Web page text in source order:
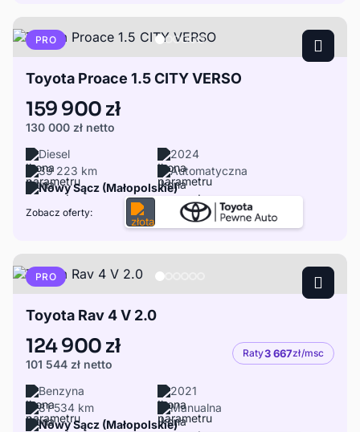
PRO
Toyota Proace 1.5 CITY VERSO
159 900 zł
130 000 zł netto
Diesel
2024
39 223 km
Automatyczna
Nowy Sącz (Małopolskie)
Zobacz oferty:
PRO
Toyota Rav 4 V 2.0
124 900 zł
101 544 zł netto
Raty3 667zł/msc
Benzyna
2021
81 534 km
Manualna
Nowy Sącz (Małopolskie)